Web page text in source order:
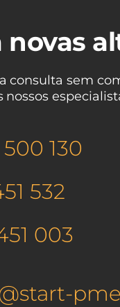
consulta sem
130
532
003